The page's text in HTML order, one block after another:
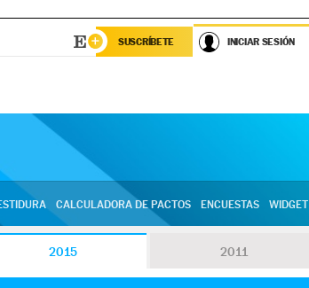
SUSCRÍBETE INICIAR SESIÓN
CALCULADORA DE PACTOS ENCUESTAS WIDGET
2015 2011